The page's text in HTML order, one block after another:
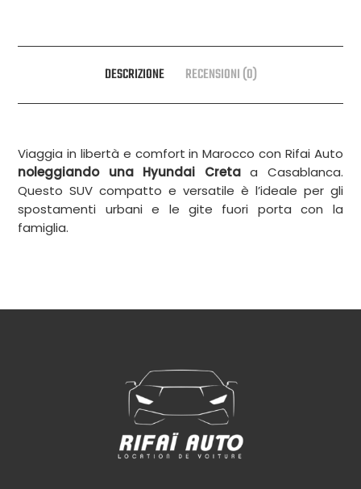
DESCRIZIONE RECENSIONI (0)
Viaggia in libertà e comfort in Marocco con Rifai Auto
noleggiando una Hyundai Cretaa Casablanca.
Questo SUV compatto e versatile è l’ideale per gli
spostamenti urbani e le gite fuori porta con la
famiglia.